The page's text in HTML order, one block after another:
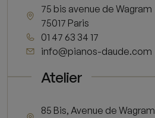
75 bis avenue de Wagram
75017 Paris
01 47 63 34 17
info@pianos-daude.com
Atelier
85 Bis, Avenue de Wagram